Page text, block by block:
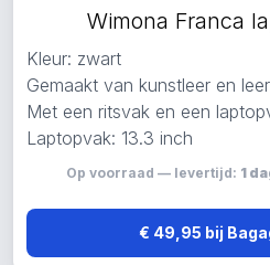
Wimona Franca
Kleur: zwart
Gemaakt van kunstleer en leer
Met een ritsvak en een
Laptopvak: 13.3 inch
Op voorraad — levertijd: 1
€ 49,95 bij